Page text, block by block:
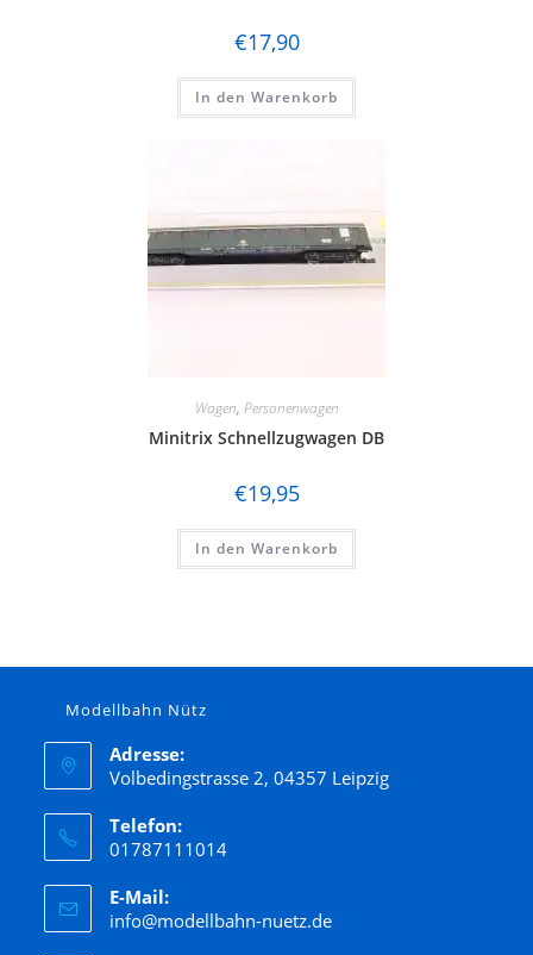
€17,90
In den Warenkorb
Wagen, Personenwagen
Minitrix Schnellzugwagen DB
€19,95
In den Warenkorb
Modellbahn Nütz
Adresse:
Volbedingstrasse 2, 04357 Leipzig
Telefon:
01787111014
E-Mail:
info@modellbahn-nuetz.de